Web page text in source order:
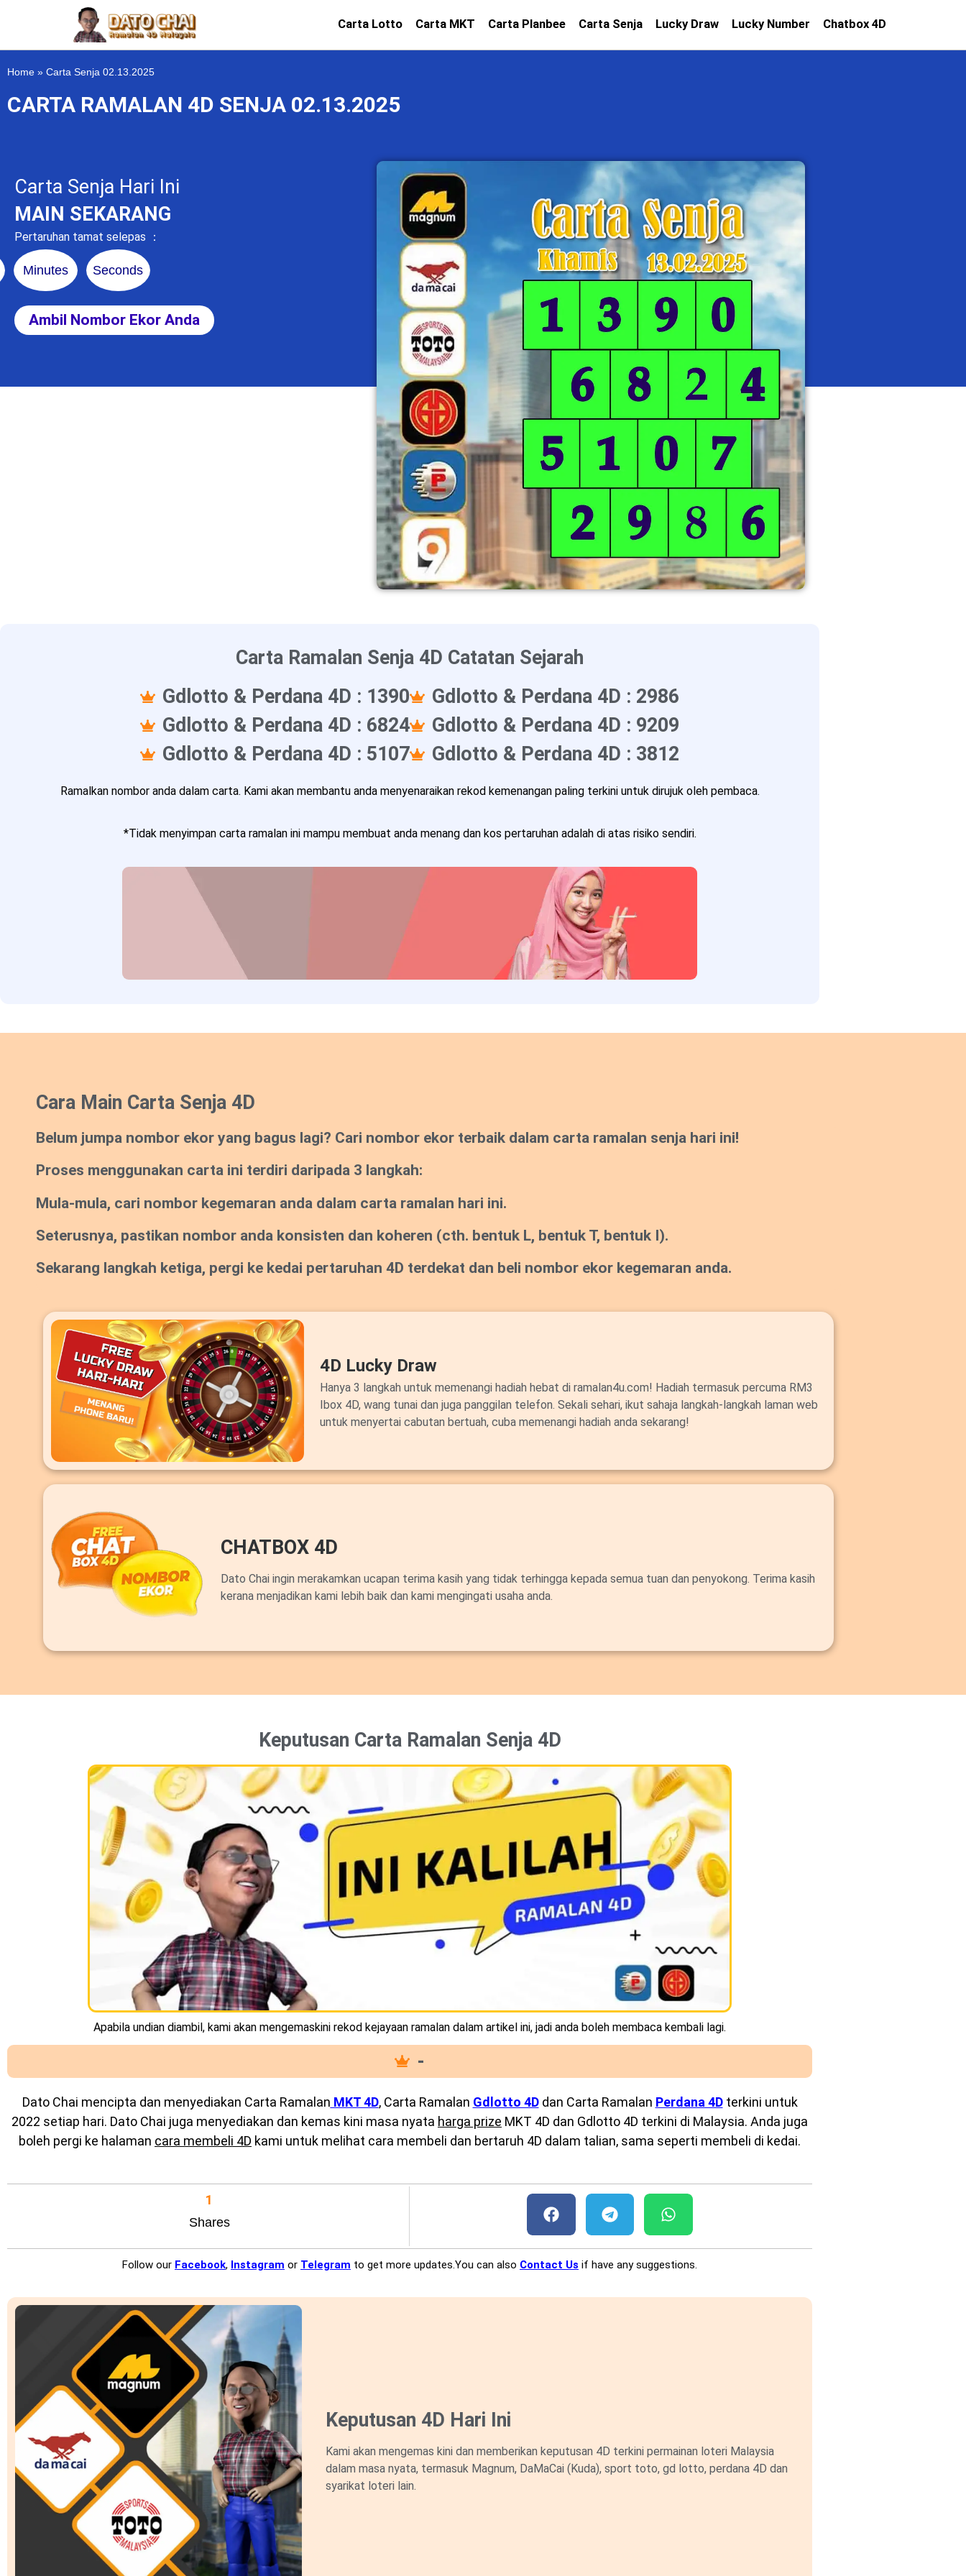
Carta Lotto Carta MKT Carta Planbee Carta Senja Lucky Draw Lucky Number Chatbox 4D
Home » Carta Senja 02.13.2025
CARTA RAMALAN 4D SENJA 02.13.2025
Carta Senja Hari Ini
MAIN SEKARANG
Pertaruhan tamat selepas ：
Minutes Seconds
Ambil Nombor Ekor Anda
Carta Ramalan Senja 4D Catatan Sejarah
Gdlotto & Perdana 4D : 1390
Gdlotto & Perdana 4D : 2986
Gdlotto & Perdana 4D : 6824
Gdlotto & Perdana 4D : 9209
Gdlotto & Perdana 4D : 5107
Gdlotto & Perdana 4D : 3812
Ramalkan nombor anda dalam carta. Kami akan membantu anda menyenaraikan rekod kemenangan paling terkini untuk dirujuk oleh pembaca.
*Tidak menyimpan carta ramalan ini mampu membuat anda menang dan kos pertaruhan adalah di atas risiko sendiri.
Cara Main Carta Senja 4D
Belum jumpa nombor ekor yang bagus lagi? Cari nombor ekor terbaik dalam carta ramalan senja hari ini!
Proses menggunakan carta ini terdiri daripada 3 langkah:
Mula-mula, cari nombor kegemaran anda dalam carta ramalan hari ini.
Seterusnya, pastikan nombor anda konsisten dan koheren (cth. bentuk L, bentuk T, bentuk I).
Sekarang langkah ketiga, pergi ke kedai pertaruhan 4D terdekat dan beli nombor ekor kegemaran anda.
4D Lucky Draw
Hanya 3 langkah untuk memenangi hadiah hebat di ramalan4u.com! Hadiah termasuk percuma RM3
Ibox 4D, wang tunai dan juga panggilan telefon. Sekali sehari, ikut sahaja langkah-langkah laman web
untuk menyertai cabutan bertuah, cuba memenangi hadiah anda sekarang!
CHATBOX 4D
Dato Chai ingin merakamkan ucapan terima kasih yang tidak terhingga kepada semua tuan dan penyokong. Terima kasih
kerana menjadikan kami lebih baik dan kami mengingati usaha anda.
Keputusan Carta Ramalan Senja 4D
Apabila undian diambil, kami akan mengemaskini rekod kejayaan ramalan dalam artikel ini, jadi anda boleh membaca kembali lagi.
-
Dato Chai mencipta dan menyediakan Carta Ramalan MKT 4D, Carta Ramalan Gdlotto 4Ddan Carta Ramalan Perdana 4Dterkini untuk
2022 setiap hari. Dato Chai juga menyediakan dan kemas kini masa nyata harga prize MKT 4D dan Gdlotto 4D terkini di Malaysia. Anda juga
boleh pergi ke halaman cara membeli 4D kami untuk melihat cara membeli dan bertaruh 4D dalam talian, sama seperti membeli di kedai.
Shares
1
Follow our Facebook, Instagram or Telegram to get more updates.You can also Contact Us if have any suggestions.
Keputusan 4D Hari Ini
Kami akan mengemas kini dan memberikan keputusan 4D terkini permainan loteri Malaysia
dalam masa nyata, termasuk Magnum, DaMaCai (Kuda), sport toto, gd lotto, perdana 4D dan
syarikat loteri lain.